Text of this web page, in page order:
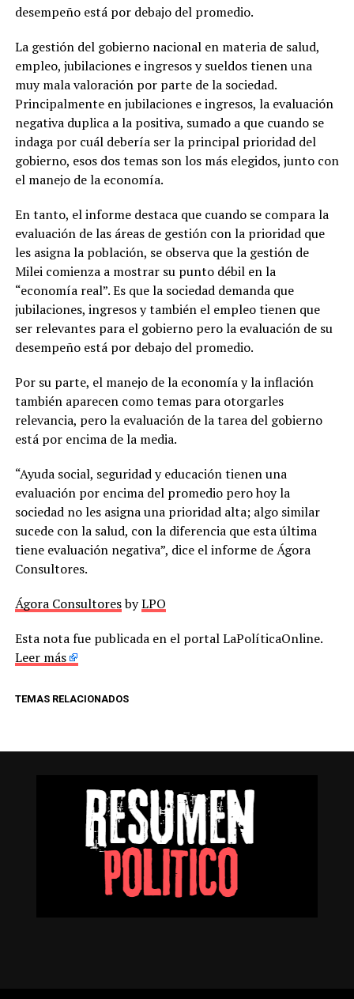
desempeño está por debajo del promedio.
La gestión del gobierno nacional en materia de salud,
empleo, jubilaciones e ingresos y sueldos tienen una
muy mala valoración por parte de la sociedad.
Principalmente en jubilaciones e ingresos, la evaluación
negativa duplica a la positiva, sumado a que cuando se
indaga por cuál debería ser la principal prioridad del
gobierno, esos dos temas son los más elegidos, junto con
el manejo de la economía.
En tanto, el informe destaca que cuando se compara la
evaluación de las áreas de gestión con la prioridad que
les asigna la población, se observa que la gestión de
Milei comienza a mostrar su punto débil en la
“economía real”. Es que la sociedad demanda que
jubilaciones, ingresos y también el empleo tienen que
ser relevantes para el gobierno pero la evaluación de su
desempeño está por debajo del promedio.
Por su parte, el manejo de la economía y la inflación
también aparecen como temas para otorgarles
relevancia, pero la evaluación de la tarea del gobierno
está por encima de la media.
“Ayuda social, seguridad y educación tienen una
evaluación por encima del promedio pero hoy la
sociedad no les asigna una prioridad alta; algo similar
sucede con la salud, con la diferencia que esta última
tiene evaluación negativa”, dice el informe de Ágora
Consultores.
Ágora ConsultoresbyLPO
Esta nota fue publicada en el portal LaPolíticaOnline.
Leer más
TEMAS RELACIONADOS